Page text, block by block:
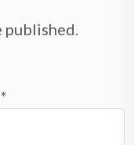
published.
*